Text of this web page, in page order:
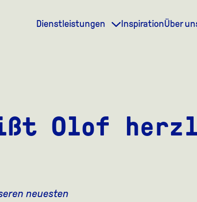
Dienstleistungen InspirationÜber
Olof
neuesten